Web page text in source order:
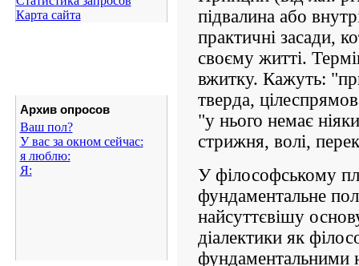
Карта сайта
Архив опросов
Ваш пол?
У вас за окном сейчас:
я люблю:
Я:
підвалина або
практичні засади,
своєму житті.
вжитку. Кажуть:
тверда,
"у нього немає
стрижня, волі,
У філософському
фундаментальне
найсуттєвішу
діалектики як
фундаментальними